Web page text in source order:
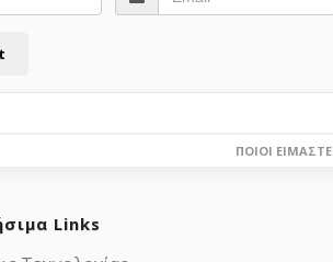
ΠΟΙΟΙ ΕΊΜΑΣΤΕ
Links